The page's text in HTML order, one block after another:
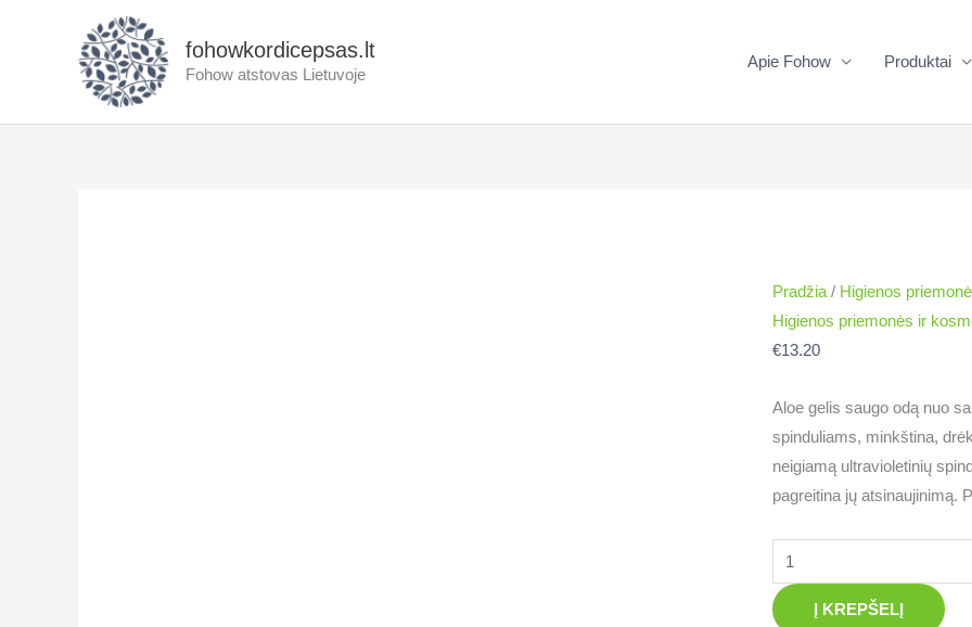
fohowkordicepsas.lt
Fohow atstovas Lietuvoje
Apie Fohow Produktai
Pradžia / Higienos
Higienos priemonės ir
€13.20
Aloe gelis saugo odą nuo
spinduliams, minkština,
neigiamą ultravioletinių
pagreitina jų atsinaujinimą.
gelis
"Fohow
aloe"
Į KREPŠELĮ